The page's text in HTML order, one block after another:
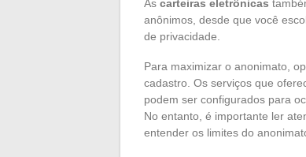
As carteiras eletrônicas
anônimos, desde que você
de privacidade.
Para maximizar o anonimato,
cadastro. Os serviços que
podem ser configurados para
No entanto, é importante ler
entender os limites do